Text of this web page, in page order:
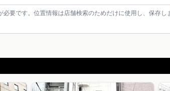
要です。位置情報は店舗検索のためだけに使用し、保存し